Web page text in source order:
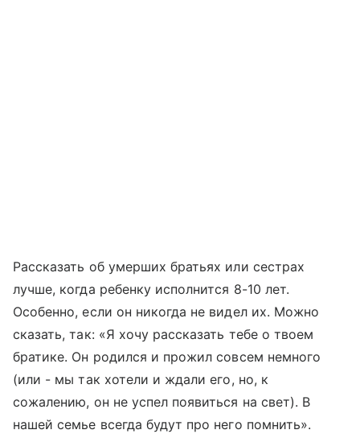
Рассказать об умерших братьях или сестрах
лучше, когда ребенку исполнится 8-10 лет.
Особенно, если он никогда не видел их. Можно
сказать, так: «Я хочу рассказать тебе о твоем
братике. Он родился и прожил совсем немного
(или - мы так хотели и ждали его, но, к
сожалению, он не успел появиться на свет). В
нашей семье всегда будут про него помнить».